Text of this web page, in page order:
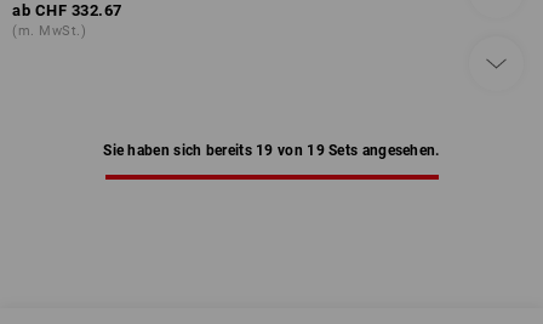
ab CHF 332.67
(m. MwSt.)
Sie haben sich bereits 19 von 19 Sets angesehen.